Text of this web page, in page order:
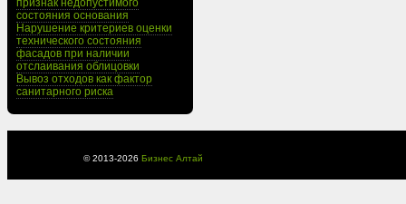
признак недопустимого
состояния основания
Нарушение критериев оценки
технического состояния
фасадов при наличии
отслаивания облицовки
Вывоз отходов как фактор
санитарного риска
© 2013-2026 Бизнес Алтай